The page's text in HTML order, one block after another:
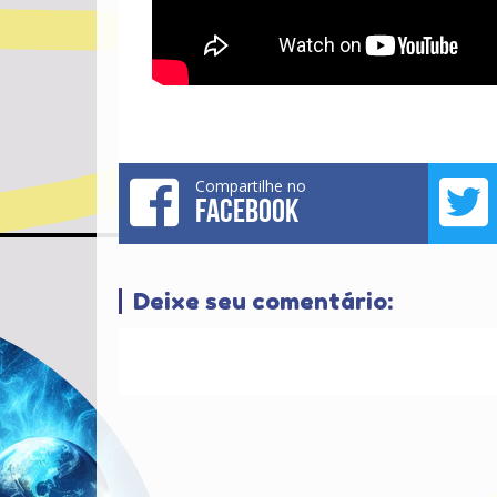
Compartilhe no
FACEBOOK
Deixe seu comentário: